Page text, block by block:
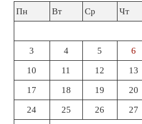
Пн
Вт Ср Чт
3 4 5 6
10 11 12 13
17 18 19 20
24 25 26 27